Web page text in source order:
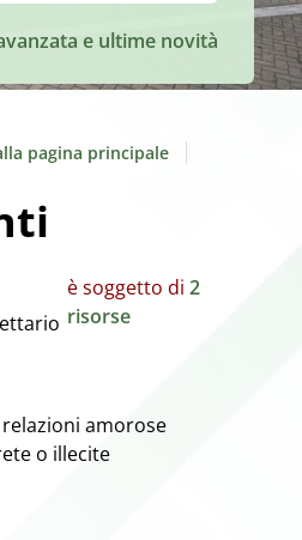
e ultime novità
pagina principale
è soggetto di 2
risorse
amorose
o illecite